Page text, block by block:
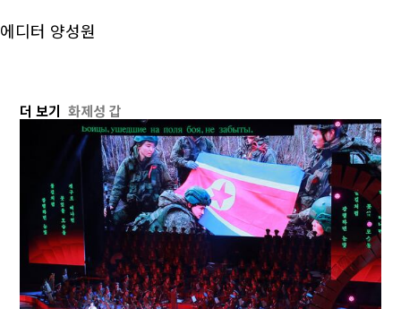
에디터 양성원
더 보기 화제성 갑